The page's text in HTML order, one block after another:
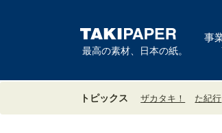
最高の素材、日本の紙。
事
トピックス ザカタキ！ た紀行